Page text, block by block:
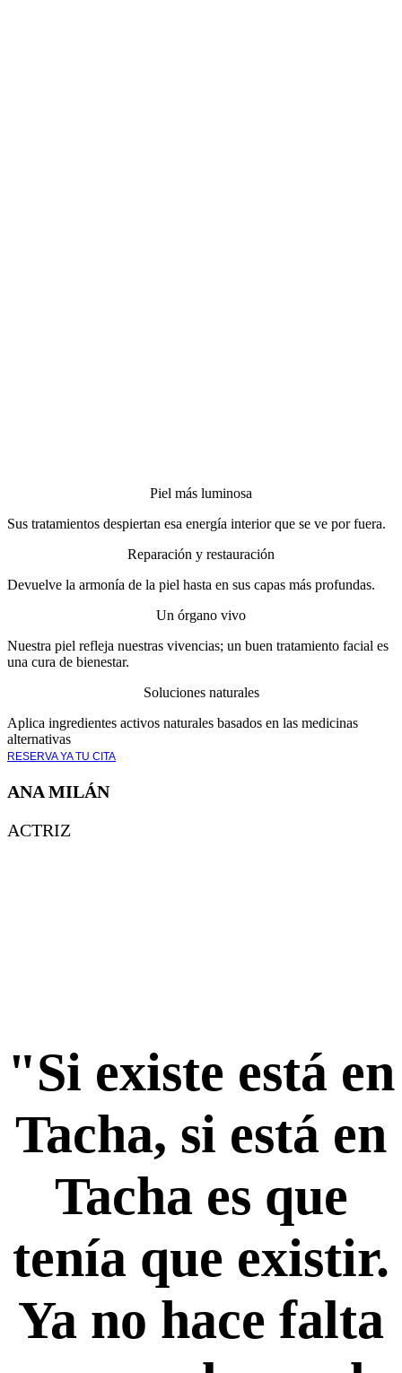
Piel más luminosa
Sus tratamientos despiertan esa energía interior que se ve por fuera.
Reparación y restauración
Devuelve la armonía de la piel hasta en sus capas más profundas.
Un órgano vivo
Nuestra piel refleja nuestras vivencias; un buen tratamiento facial es
una cura de bienestar.
Soluciones naturales
Aplica ingredientes activos naturales basados en las medicinas
alternativas
RESERVA YA TU CITA
ANA MILÁN
ACTRIZ
"Si existe está en
Tacha, si está en
Tacha es que
tenía que existir.
Ya no hace falta